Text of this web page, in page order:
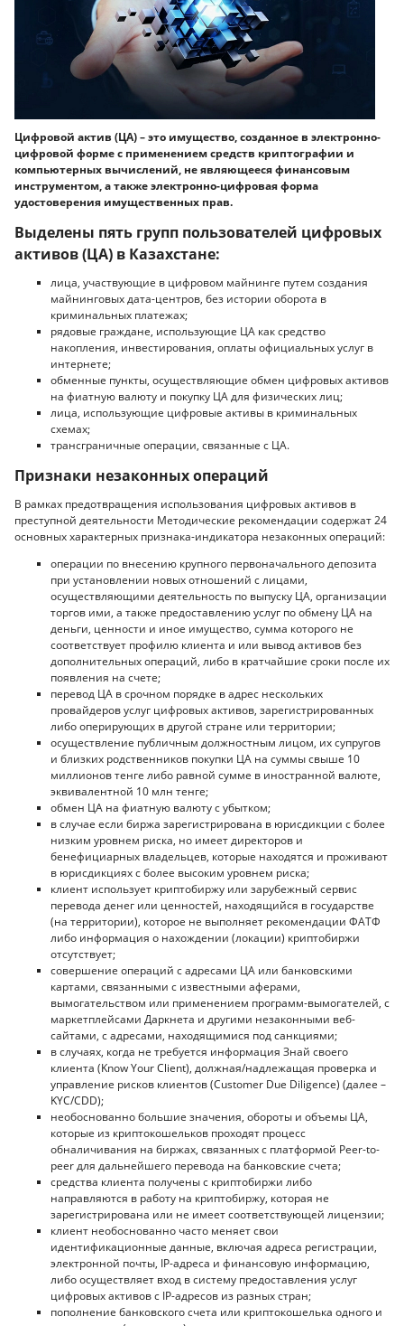
Цифровой актив (ЦА) – это имущество, созданное в электронно-
цифровой форме с применением средств криптографии и
компьютерных вычислений, не являющееся финансовым
инструментом, а также электронно-цифровая форма
удостоверения имущественных прав.
Выделены пять групп пользователей цифровых
активов (ЦА) в Казахстане:
лица, участвующие в цифровом майнинге путем создания
майнинговых дата-центров, без истории оборота в
криминальных платежах;
рядовые граждане, использующие ЦА как средство
накопления, инвестирования, оплаты официальных услуг в
интернете;
обменные пункты, осуществляющие обмен цифровых активов
на фиатную валюту и покупку ЦА для физических лиц;
лица, использующие цифровые активы в криминальных
схемах;
трансграничные операции, связанные с ЦА.
Признаки незаконных операций
В рамках предотвращения использования цифровых активов в
преступной деятельности Методические рекомендации содержат 24
основных характерных признака-индикатора незаконных операций:
операции по внесению крупного первоначального депозита
при установлении новых отношений с лицами,
осуществляющими деятельность по выпуску ЦА, организации
торгов ими, а также предоставлению услуг по обмену ЦА на
деньги, ценности и иное имущество, сумма которого не
соответствует профилю клиента и или вывод активов без
дополнительных операций, либо в кратчайшие сроки после их
появления на счете;
перевод ЦА в срочном порядке в адрес нескольких
провайдеров услуг цифровых активов, зарегистрированных
либо оперирующих в другой стране или территории;
осуществление публичным должностным лицом, их супругов
и близких родственников покупки ЦА на суммы свыше 10
миллионов тенге либо равной сумме в иностранной валюте,
эквивалентной 10 млн тенге;
обмен ЦА на фиатную валюту с убытком;
в случае если биржа зарегистрирована в юрисдикции с более
низким уровнем риска, но имеет директоров и
бенефициарных владельцев, которые находятся и проживают
в юрисдикциях с более высоким уровнем риска;
клиент использует криптобиржу или зарубежный сервис
перевода денег или ценностей, находящийся в государстве
(на территории), которое не выполняет рекомендации ФАТФ
либо информация о нахождении (локации) криптобиржи
отсутствует;
совершение операций с адресами ЦА или банковскими
картами, связанными с известными аферами,
вымогательством или применением программ-вымогателей, с
маркетплейсами Даркнета и другими незаконными веб-
сайтами, с адресами, находящимися под санкциями;
в случаях, когда не требуется информация Знай своего
клиента (Know Your Client), должная/надлежащая проверка и
управление рисков клиентов (Сustomer Due Diligence) (далее –
KYC/CDD);
необоснованно большие значения, обороты и объемы ЦА,
которые из криптокошельков проходят процесс
обналичивания на биржах, связанных с платформой Peer-to-
peer для дальнейшего перевода на банковские счета;
средства клиента получены с криптобиржи либо
направляются в работу на криптобиржу, которая не
зарегистрирована или не имеет соответствующей лицензии;
клиент необоснованно часто меняет свои
идентификационные данные, включая адреса регистрации,
электронной почты, IP-адреса и финансовую информацию,
либо осуществляет вход в систему предоставления услуг
цифровых активов с IP-адресов из разных стран;
пополнение банковского счета или криптокошелька одного и